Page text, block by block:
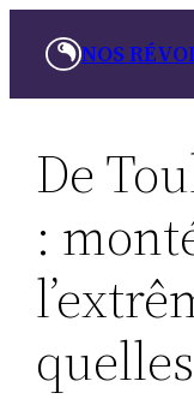
NOS
De
: